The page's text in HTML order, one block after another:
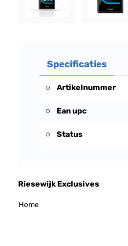
Specificaties
Artikelnummer
Ean upc
Status
Riesewijk Exclusives
Home